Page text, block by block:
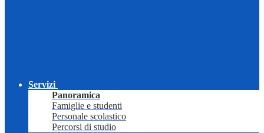
Servizi
Panoramica
Famiglie e studenti
Personale scolastico
Percorsi di studio